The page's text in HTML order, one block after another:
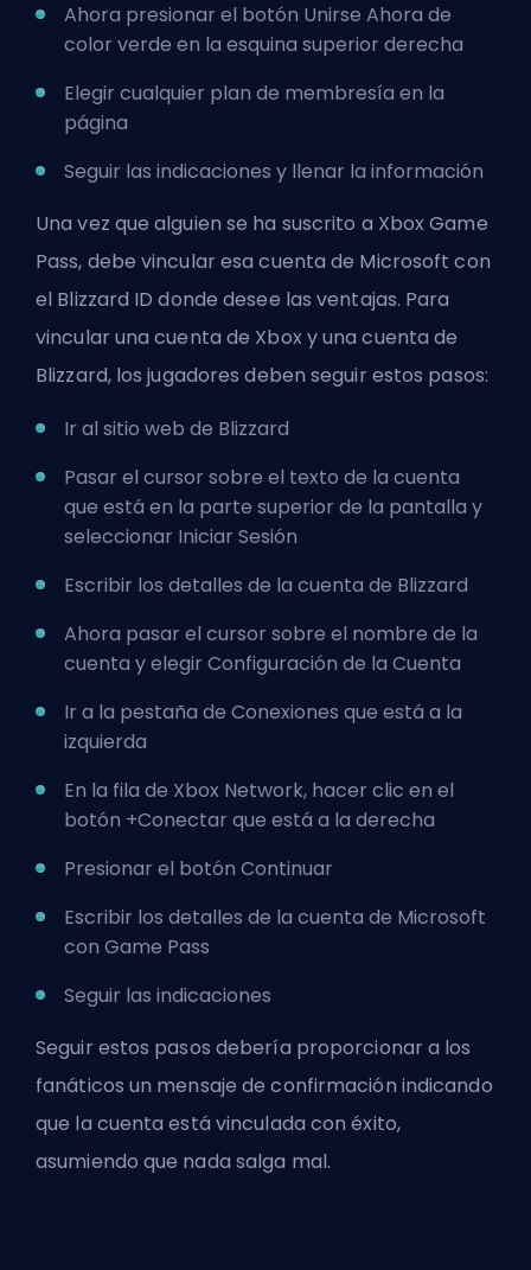
Ahora presionar el botón Unirse Ahora de
color verde en la esquina superior derecha
Elegir cualquier plan de membresía en la
página
Seguir las indicaciones y llenar la información
Una vez que alguien se ha suscrito a Xbox Game
Pass, debe vincular esa cuenta de Microsoft con
el Blizzard ID donde desee las ventajas. Para
vincular una cuenta de Xbox y una cuenta de
Blizzard, los jugadores deben seguir estos pasos:
Ir al sitio web de Blizzard
Pasar el cursor sobre el texto de la cuenta
que está en la parte superior de la pantalla y
seleccionar Iniciar Sesión
Escribir los detalles de la cuenta de Blizzard
Ahora pasar el cursor sobre el nombre de la
cuenta y elegir Configuración de la Cuenta
Ir a la pestaña de Conexiones que está a la
izquierda
En la fila de Xbox Network, hacer clic en el
botón +Conectar que está a la derecha
Presionar el botón Continuar
Escribir los detalles de la cuenta de Microsoft
con Game Pass
Seguir las indicaciones
Seguir estos pasos debería proporcionar a los
fanáticos un mensaje de confirmación indicando
que la cuenta está vinculada con éxito,
asumiendo que nada salga mal.